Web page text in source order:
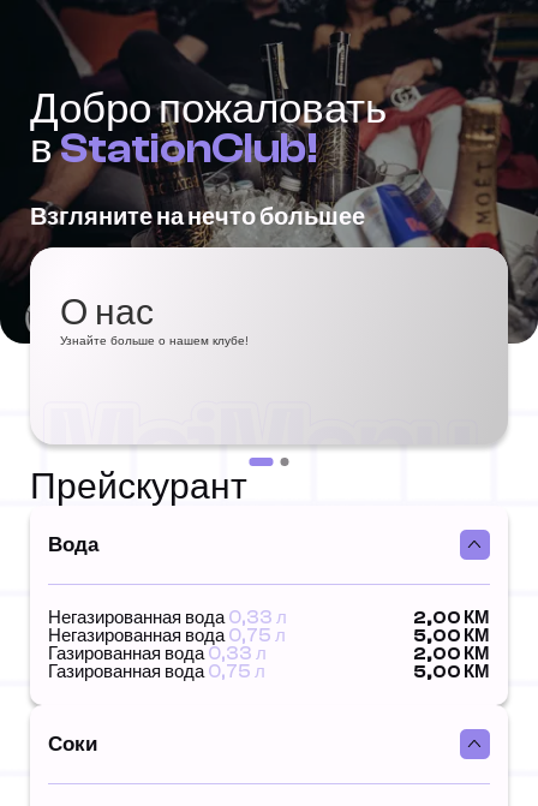
Добро пожаловать
вStationClub!
Взгляните на нечто большее
О нас
Узнайте больше о нашем клубе!
Прейскурант
Вода
Негазированная вода0,33 л
2,00 КМ
Негазированная вода0,75 л
5,00 КМ
Газированная вода0,33 л
2,00 КМ
Газированная вода0,75 л 5,00 КМ
Соки